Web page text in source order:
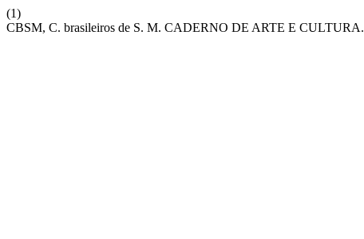
(1)
CBSM, C. brasileiros de S. M. CADERNO DE ARTE E CULTURA.